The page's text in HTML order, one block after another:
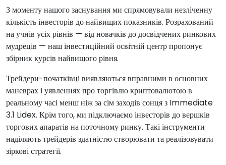
З моменту нашого заснування ми спрямовували незліченну
кількість інвесторів до найвищих показників. Розрахований
на учнів усіх рівнів — від новачків до досвідчених ринкових
мудреців — наш інвестиційний освітній центр пропонує
збірник курсів найвищого рівня.
Трейдери-початківці виявляються вправними в основних
маневрах і уявленнях про торгівлю криптовалютою в
реальному часі менш ніж за сім заходів сонця з Immediate
3.1 Lidex. Крім того, ми підключаємо інвесторів до вершків
торгових апаратів на поточному ринку. Такі інструменти
наділяють трейдерів здатністю створювати та реалізовувати
зіркові стратегії.